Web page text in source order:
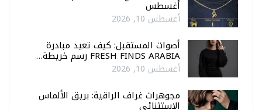
أغسطس
أغسطس 10, 2026
أصوات المستقبل: كيف تعيد مبادرة
FRESH FINDS ARABIA رسم خريطة…
أغسطس 10, 2026
مجوهرات غراف الراقية: بريق الألماس
الاستثنائي